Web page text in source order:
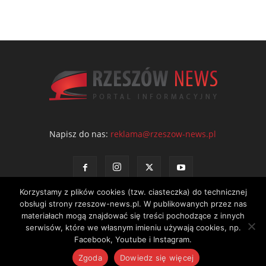
Napisz do nas: reklama@rzeszow-news.pl
Kontakt Polityka prywatności Regulamin portalu
© NEWS Sp. z o.o. - wydawca portalu Rzeszów News. Wszystkie prawa
zastrzeżone. Tel.: 601 97 55 30
Korzystamy z plików cookies (tzw. ciasteczka) do technicznej
obsługi strony rzeszow-news.pl. W publikowanych przez nas
materiałach mogą znajdować się treści pochodzące z innych
serwisów, które we własnym imieniu używają cookies, np.
Facebook, Youtube i Instagram.
Zgoda
Dowiedz się więcej